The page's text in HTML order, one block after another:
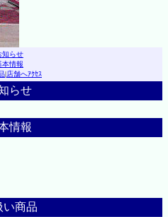
知らせ
本情報
|店舗へｱｸｾｽ
らせ
情報
い商品